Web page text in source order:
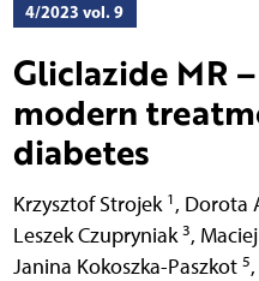
4/2023 vol. 9
Gliclazide MR
modern
diabetes
Krzysztof Strojek 1 , Dorota
Leszek Czupryniak 3,
Janina Kokoszka-Paszkot 5,